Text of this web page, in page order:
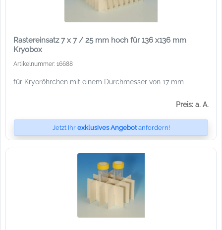
Rastereinsatz 7 x 7 / 25 mm hoch für 136 x136 mm
Kryobox
Artikelnummer: 16688
für Kryoröhrchen mit einem Durchmesser von 17 mm
Preis: a. A.
Jetzt Ihr exklusives Angebotanfordern!